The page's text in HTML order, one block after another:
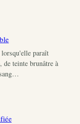
lorsqu'elle paraît
de teinte brunâtre à